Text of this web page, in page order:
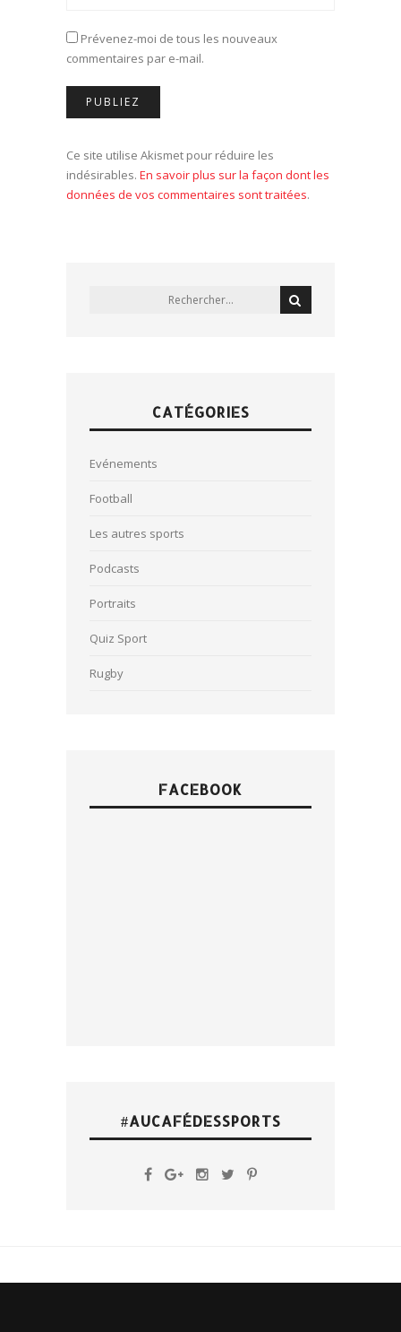
Prévenez-moi de tous les nouveaux
commentaires par e-mail.
Ce site utilise Akismet pour réduire les
indésirables. En savoir plus sur la façon dont les
données de vos commentaires sont traitées.
CATÉGORIES
Evénements
Football
Les autres sports
Podcasts
Portraits
Quiz Sport
Rugby
FACEBOOK
#AUCAFÉDESSPORTS